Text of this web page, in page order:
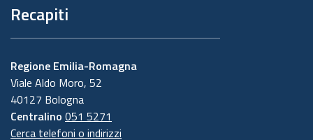
Recapiti
Regione Emilia-Romagna
Viale Aldo Moro, 52
40127 Bologna
Centralino 051 5271
Cerca telefoni o indirizzi